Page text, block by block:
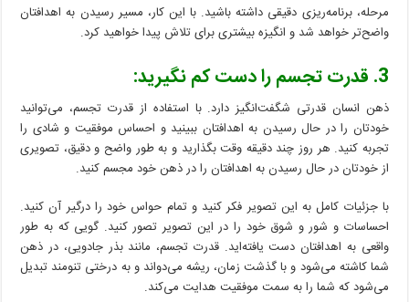
مرحله، برنامه‌ریزی دقیقی داشته باشید. با این کار، مسیر رسیدن به اهدافتان
واضح‌تر خواهد شد و انگیزه بیشتری برای تلاش پیدا خواهید کرد.
3. قدرت تجسم را دست کم نگیرید:
ذهن انسان قدرتی شگفت‌انگیز دارد. با استفاده از قدرت تجسم، می‌توانید
خودتان را در حال رسیدن به اهدافتان ببینید و احساس موفقیت و شادی را
تجربه کنید. هر روز چند دقیقه وقت بگذارید و به طور واضح و دقیق، تصویری
از خودتان در حال رسیدن به اهدافتان را در ذهن خود مجسم کنید.
با جزئیات کامل به این تصویر فکر کنید و تمام حواس خود را درگیر آن کنید.
احساسات و شور و شوق خود را در این تصویر تصور کنید. گویی که به طور
واقعی به اهدافتان دست یافته‌اید. قدرت تجسم، مانند بذر جادویی، در ذهن
شما کاشته می‌شود و با گذشت زمان، ریشه می‌دواند و به درختی تنومند تبدیل
می‌شود که شما را به سمت موفقیت هدایت می‌کند.